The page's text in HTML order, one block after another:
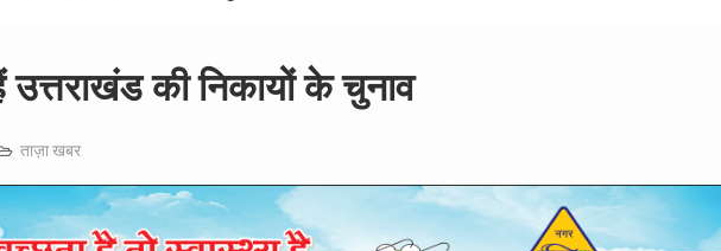
की निकायों के चुनाव
ताज़ा खबर